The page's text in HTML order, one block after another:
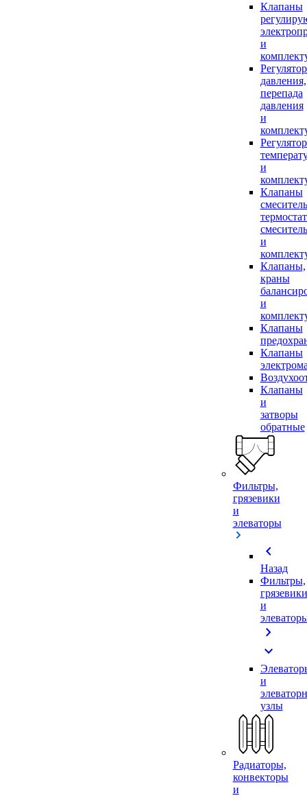
Клапаны
и
давления,
перепада
давления
и
и
Клапаны
и
Клапаны,
краны
и
Клапаны
Клапаны
Клапаны
и
затворы
обратные
Фильтры,
грязевики
и
элеваторы
chevron_left
Назад
Фильтры,
грязевики
и
chevron_right
expand_more
и
узлы
Радиаторы,
конвекторы
и